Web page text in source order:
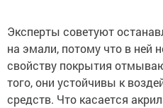
Эксперты советуют
на эмали, потому что в ней
свойству покрытия
того, они устойчивы к
средств. Что касается